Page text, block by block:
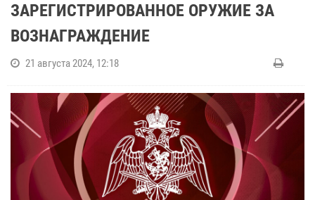
ЗАРЕГИСТРИРОВАННОЕ ОРУЖИЕ ЗА
ВОЗНАГРАЖДЕНИЕ
21 августа 2024, 12:18